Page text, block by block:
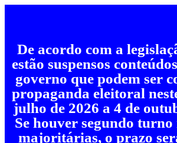
De acordo com a
estão suspensos
governo que podem ser
propaganda eleitoral
julho de 2026 a 4 de
Se houver segundo turno
majoritárias, o prazo